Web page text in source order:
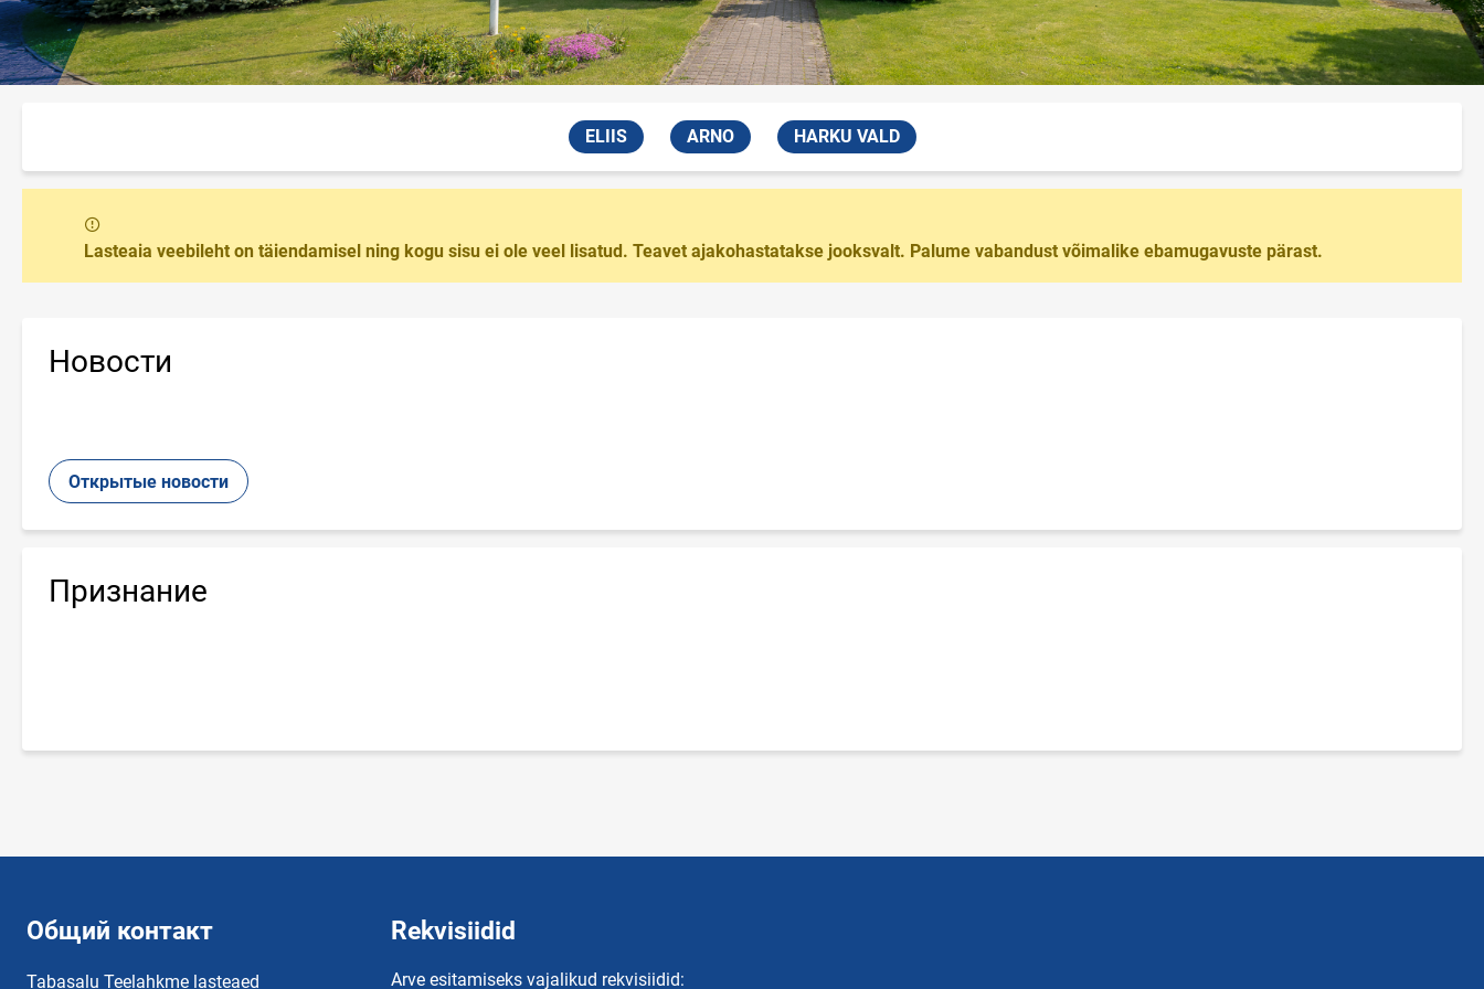
ELIIS ARNO HARKU VALD
Lasteaia veebileht on täiendamisel ning kogu sisu ei ole veel lisatud. Teavet ajakohastatakse jooksvalt. Palume vabandust võimalike ebamugavuste pärast.
Новости
Открытые новости
Признание
Общий контакт
Tabasalu Teelahkme lasteaed
Rekvisiidid
Arve esitamiseks vajalikud rekvisiidid: